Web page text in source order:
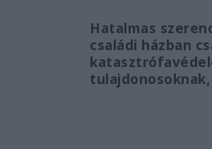
Hatalmas
családi házban